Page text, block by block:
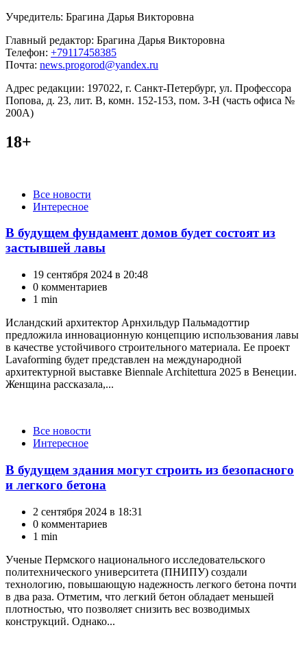
Учредитель: Брагина Дарья Викторовна
Главный редактор: Брагина Дарья Викторовна
Телефон: +79117458385
Почта: news.progorod@yandex.ru
Адрес редакции: 197022, г. Санкт-Петербург, ул. Профессора
Попова, д. 23, лит. В, комн. 152-153, пом. 3-Н (часть офиса №
200А)
18+
КатегорииВсе новости
Интересное
В будущем фундамент домов будет состоят из
застывшей лавы
19 сентября 2024 в 20:48
0 комментариев
1 min
Исландский архитектор Арнхильдур Пальмадоттир
предложила инновационную концепцию использования лавы
в качестве устойчивого строительного материала. Ее проект
Lavaforming будет представлен на международной
архитектурной выставке Biennale Architettura 2025 в Венеции.
Женщина рассказала,...
КатегорииВсе новости
Интересное
В будущем здания могут строить из безопасного
и легкого бетона
2 сентября 2024 в 18:31
0 комментариев
1 min
Ученые Пермского национального исследовательского
политехнического университета (ПНИПУ) создали
технологию, повышающую надежность легкого бетона почти
в два раза. Отметим, что легкий бетон обладает меньшей
плотностью, что позволяет снизить вес возводимых
конструкций. Однако...